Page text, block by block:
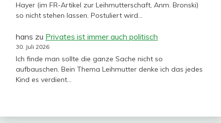
Hayer (im FR-Artikel zur Leihmutterschaft, Anm. Bronski)
so nicht stehen lassen. Postuliert wird…
hans zu Privates ist immer auch politisch
30. Juli 2026
Ich finde man sollte die ganze Sache nicht so
aufbauschen. Bein Thema Leihmutter denke ich das jedes
Kind es verdient…